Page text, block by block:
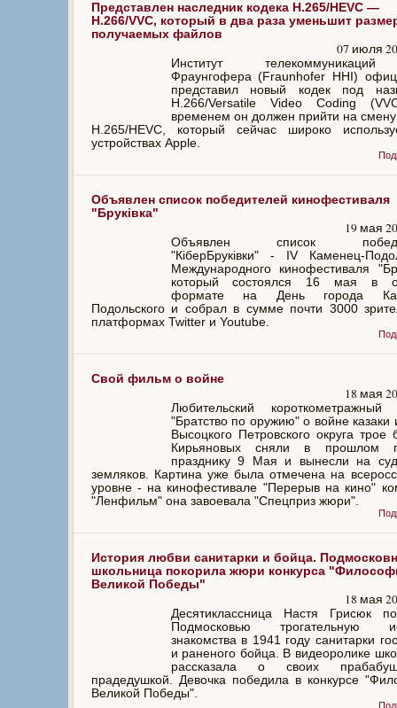
Представлен наследник кодека H.265/HEVC —
H.266/VVC, который в два раза уменьшит
получаемых файлов
07 июля
Институт
Фраунгофера (Fraunhofer HHI)
представил новый кодек под
H.266/Versatile Video Coding
временем он должен прийти на смену
H.265/HEVC, который сейчас широко
устройствах Apple.
Объявлен список победителей кинофестиваля
"Бруківка"
19 мая
Объявлен список
"КіберБруківки" - IV Каменец-
Международного кинофестиваля
который состоялся 16 мая в
формате на День города
Подольского и собрал в сумме почти 3000
платформах Twitter и Youtube.
Свой фильм о войне
18 мая
Любительский
"Братство по оружию" о войне казаки
Высоцкого Петровского округа трое
Кирьяновых сняли в прошлом
празднику 9 Мая и вынесли на
земляков. Картина уже была отмечена на
уровне - на кинофестивале "Перерыв на кино"
"Ленфильм" она завоевала "Спецприз жюри".
История любви санитарки и бойца.
школьница покорила жюри конкурса
Великой Победы"
18 мая
Десятиклассница Настя Грисюк
Подмосковью трогательную
знакомства в 1941 году санитарки
и раненого бойца. В видеоролике
рассказала о своих
прадедушкой. Девочка победила в конкурсе
Великой Победы".